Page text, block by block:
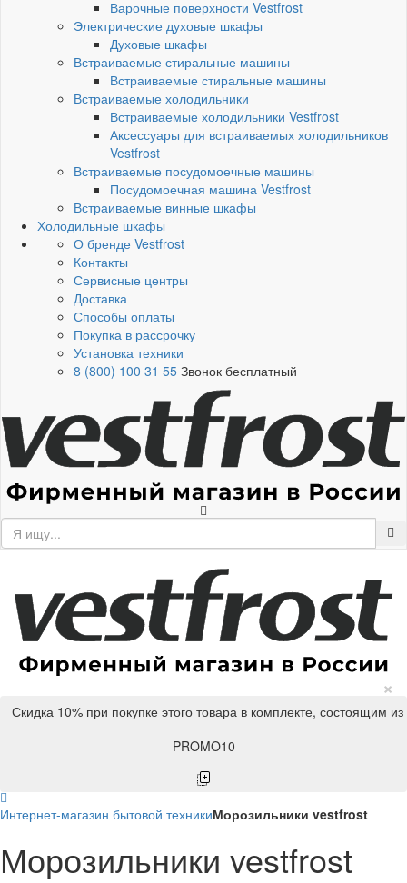
Варочные поверхности Vestfrost
Электрические духовые шкафы
Духовые шкафы
Встраиваемые стиральные машины
Встраиваемые стиральные машины
Встраиваемые холодильники
Встраиваемые холодильники Vestfrost
Аксессуары для встраиваемых холодильников
Vestfrost
Встраиваемые посудомоечные машины
Посудомоечная машина Vestfrost
Встраиваемые винные шкафы
Холодильные шкафы
О бренде Vestfrost
Контакты
Сервисные центры
Доставка
Способы оплаты
Покупка в рассрочку
Установка техники
8 (800) 100 31 55 Звонок бесплатный
×
Скидка 10% при покупке этого товара в комплекте, состоящим
PROMO10
Интернет-магазин бытовой техникиМорозильники vestfrost
Морозильники vestfrost